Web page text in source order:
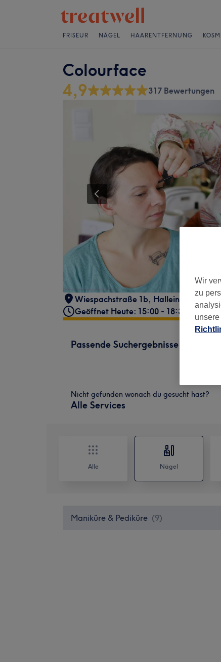
FRISEUR NÄGEL HAARENTFERNUNG
Colourface
4,9 317 Bewertungen
Wiespachstraße 1b, Hallein
5400
Geöffnet Heute: 15:00 - 18:30
Passende Suchergebnisse
Nicht gefunden wonach du gesucht hast?
Alle Services
Alle Nägel
Maniküre & Pediküre (9)
Wir
zu